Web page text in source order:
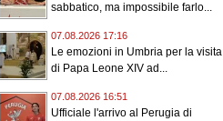
sabbatico, ma impossibile farlo...
07.08.2026 17:16
Le emozioni in Umbria per la visita
di Papa Leone XIV ad...
07.08.2026 16:51
Ufficiale l'arrivo al Perugia di